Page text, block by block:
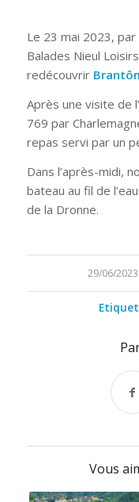
Le 23 mai 2023,
Balades Nieul
redécouvrir
Après une visite de
769 par
repas servi par un
Dans l’après-midi,
bateau au fil de
de la Dronne.
29/06/2023
/
Vous